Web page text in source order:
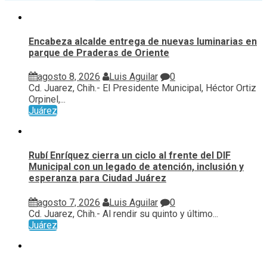
Encabeza alcalde entrega de nuevas luminarias en
parque de Praderas de Oriente
agosto 8, 2026 Luis Aguilar
0
Cd. Juarez, Chih.- El Presidente Municipal, Héctor Ortiz
Orpinel,...
Juárez
Rubí Enríquez cierra un ciclo al frente del DIF
Municipal con un legado de atención, inclusión y
esperanza para Ciudad Juárez
agosto 7, 2026 Luis Aguilar
0
Cd. Juarez, Chih.- Al rendir su quinto y último...
Juárez